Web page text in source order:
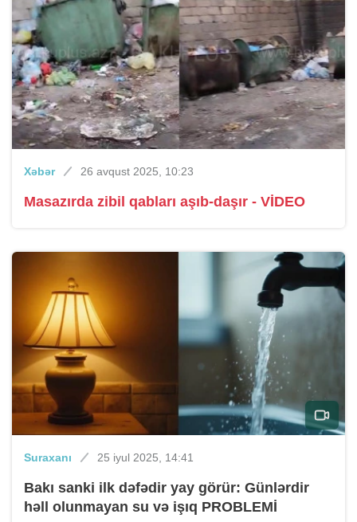
Xəbər 26 avqust 2025, 10:23
Masazırda zibil qabları aşıb-daşır - VİDEO
Suraxanı 25 iyul 2025, 14:41
Bakı sanki ilk dəfədir yay görür: Günlərdir
həll olunmayan su və işıq PROBLEMİ